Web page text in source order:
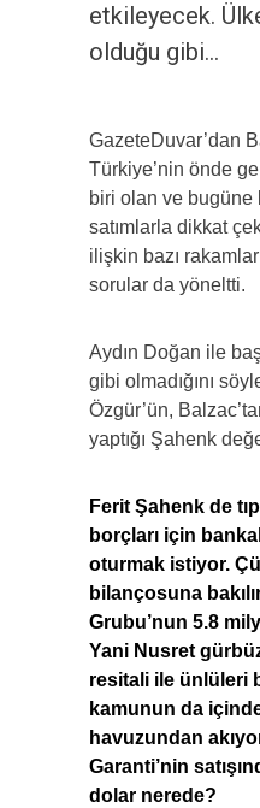
etkileyecek.
olduğu gibi…
GazeteDuvar’dan
Türkiye’nin önde
biri olan ve bugüne
satımlarla dikkat
ilişkin bazı
sorular da yöneltti.
Aydın Doğan ile
gibi olmadığını
Özgür’ün,
yaptığı Şahenk
Ferit Şahenk de
borçları için
oturmak istiyor.
bilançosuna
Grubu’nun 5.8
Yani Nusret
resitali ile ünlüleri
kamunun da
havuzundan
Garanti’nin
dolar nerede?